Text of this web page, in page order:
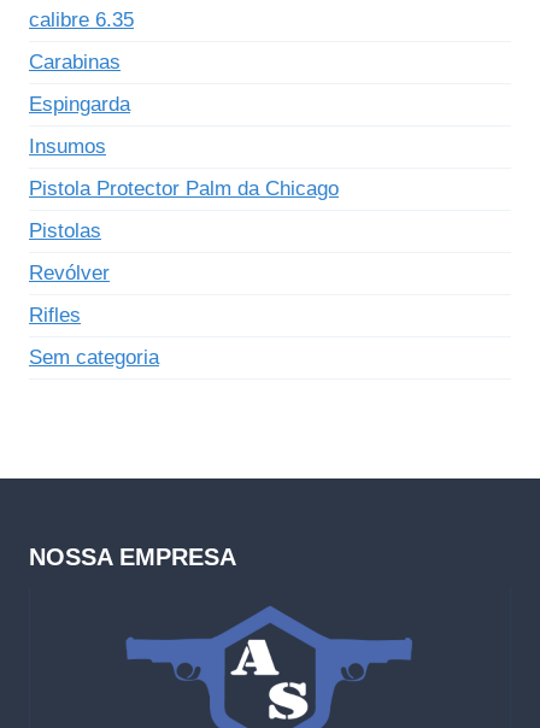
calibre 6.35
Carabinas
Espingarda
Insumos
Pistola Protector Palm da Chicago
Pistolas
Revólver
Rifles
Sem categoria
NOSSA EMPRESA